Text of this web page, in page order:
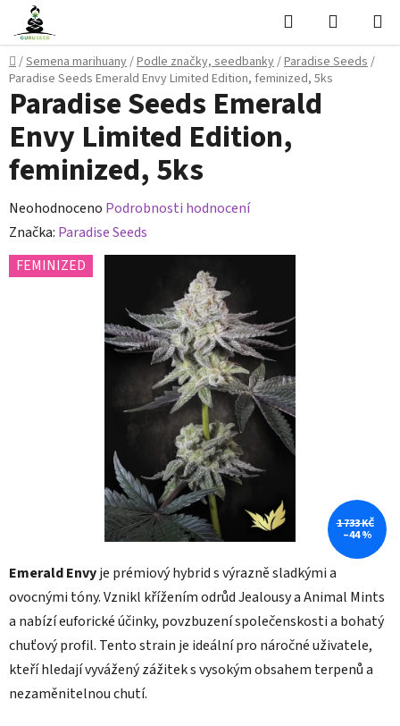
Přejít
obsah
Hledat
KOŠÍK
Domů
/Semena marihuany/Podle značky, seedbanky/Paradise Seeds/
Paradise Seeds Emerald Envy Limited Edition, feminized, 5ks
Emerald Envyje prémiový hybrid s výrazně sladkými a
ovocnými tóny. Vznikl křížením odrůdJealousy aAnimal Mints
a nabízí euforické účinky, povzbuzení společenskosti a bohatý
chuťový profil. Tento strain je ideální pro náročné uživatele,
kteří hledajívyvážený zážitek s vysokým obsahem terpenů a
nezaměnitelnou chutí.
Paradise Seeds Emerald
Envy Limited Edition,
feminized, 5ks
Průměrné
hodnocení
produktu
je
Neohodnoceno Podrobnosti hodnocení
Značka: Paradise Seeds
FEMINIZED
1 733 KČ
–44 %